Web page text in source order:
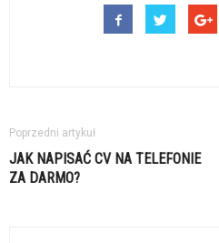
Poprzedni artykuł
JAK NAPISAĆ CV NA TELEFONIE
ZA DARMO?